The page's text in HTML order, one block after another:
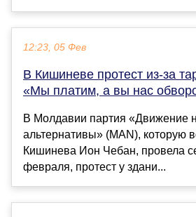
12:23, 05 Фев
В Кишиневе протест из-за
«Мы платим, а вы нас
В Молдавии партия «Движение
альтернативы» (MAN), которую
Кишинева Ион Чебан, провела
февраля, протест у здани...